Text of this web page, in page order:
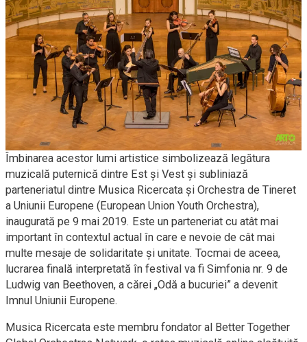
Îmbinarea acestor lumi artistice simbolizează legătura
muzicală puternică dintre Est și Vest și subliniază
parteneriatul dintre Musica Ricercata și Orchestra de Tineret
a Uniunii Europene (European UnionYouth Orchestra),
inaugurată pe 9 mai 2019. Este un parteneriat cu atât mai
important în contextul actual în care e nevoie de cât mai
multe mesaje de solidaritate și unitate. Tocmai de aceea,
lucrarea finală interpretată în festival va fi Simfonia nr. 9 de
Ludwig van Beethoven, a cărei „Odă a bucuriei” a devenit
Imnul Uniunii Europene.
Musica Ricercata este membru fondator al Better Together